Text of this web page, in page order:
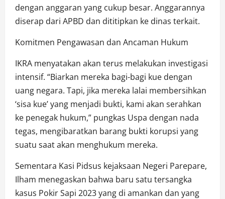
dengan anggaran yang cukup besar. Anggarannya
diserap dari APBD dan dititipkan ke dinas terkait.
Komitmen Pengawasan dan Ancaman Hukum
IKRA menyatakan akan terus melakukan investigasi
intensif. “Biarkan mereka bagi-bagi kue dengan
uang negara. Tapi, jika mereka lalai membersihkan
‘sisa kue’ yang menjadi bukti, kami akan serahkan
ke penegak hukum,” pungkas Uspa dengan nada
tegas, mengibaratkan barang bukti korupsi yang
suatu saat akan menghukum mereka.
Sementara Kasi Pidsus kejaksaan Negeri Parepare,
Ilham menegaskan bahwa baru satu tersangka
kasus Pokir Sapi 2023 yang di amankan dan yang